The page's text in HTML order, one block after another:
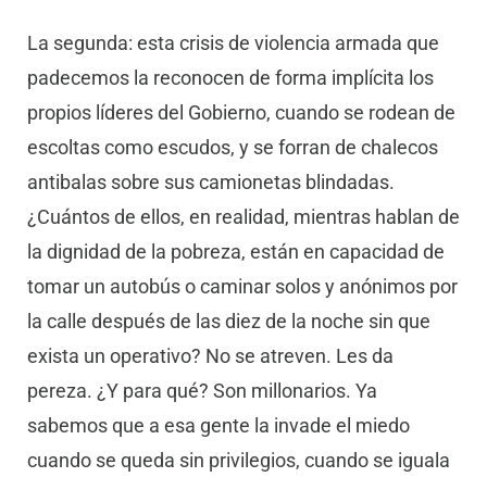
La segunda: esta crisis de violencia armada que
padecemos la reconocen de forma implícita los
propios líderes del Gobierno, cuando se rodean de
escoltas como escudos, y se forran de chalecos
antibalas sobre sus camionetas blindadas.
¿Cuántos de ellos, en realidad, mientras hablan de
la dignidad de la pobreza, están en capacidad de
tomar un autobús o caminar solos y anónimos por
la calle después de las diez de la noche sin que
exista un operativo? No se atreven. Les da
pereza. ¿Y para qué? Son millonarios. Ya
sabemos que a esa gente la invade el miedo
cuando se queda sin privilegios, cuando se iguala